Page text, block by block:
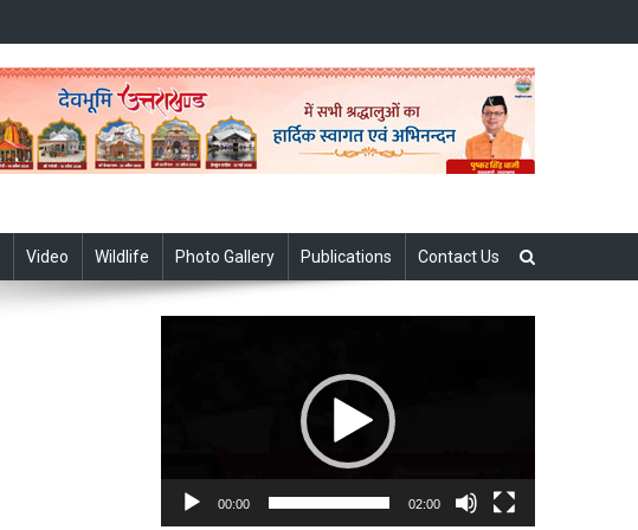
Video Wildlife Photo Gallery Publications Contact Us
00:00 02:00